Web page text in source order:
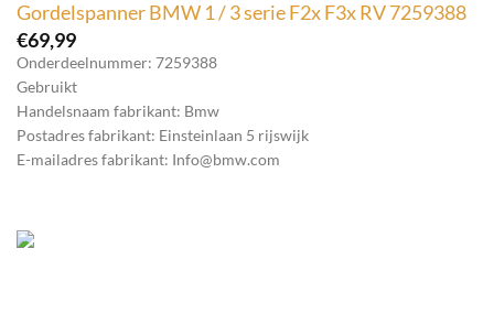
Gordelspanner BMW 1 / 3 serie F2x F3x RV 7259388
€69,99
Onderdeelnummer: 7259388
Gebruikt
Handelsnaam fabrikant: Bmw
Postadres fabrikant: Einsteinlaan 5 rijswijk
E-mailadres fabrikant: Info@bmw.com